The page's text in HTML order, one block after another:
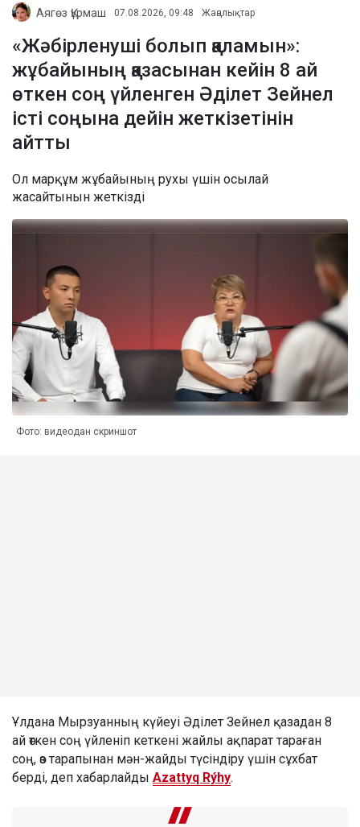
Аягөз Құрмаш 07.08.2026, 09:48 Жаңалықтар
«Жәбірленуші болып қаламын»:
жұбайының қазасынан кейін 8 ай
өткен соң үйленген Әділет Зейнел
істі соңына дейін жеткізетінін
айтты
Ол марқұм жұбайының рухы үшін осылай
жасайтынын жеткізді
Фото: видеодан скриншот
Ұлдана Мырзуанның күйеуі Әділет Зейнел қазадан 8
ай өткен соң үйленіп кеткені жайлы ақпарат тараған
соң, өз тарапынан мән-жайды түсіндіру үшін сұхбат
берді, деп хабарлайды Azattyq Rýhy.